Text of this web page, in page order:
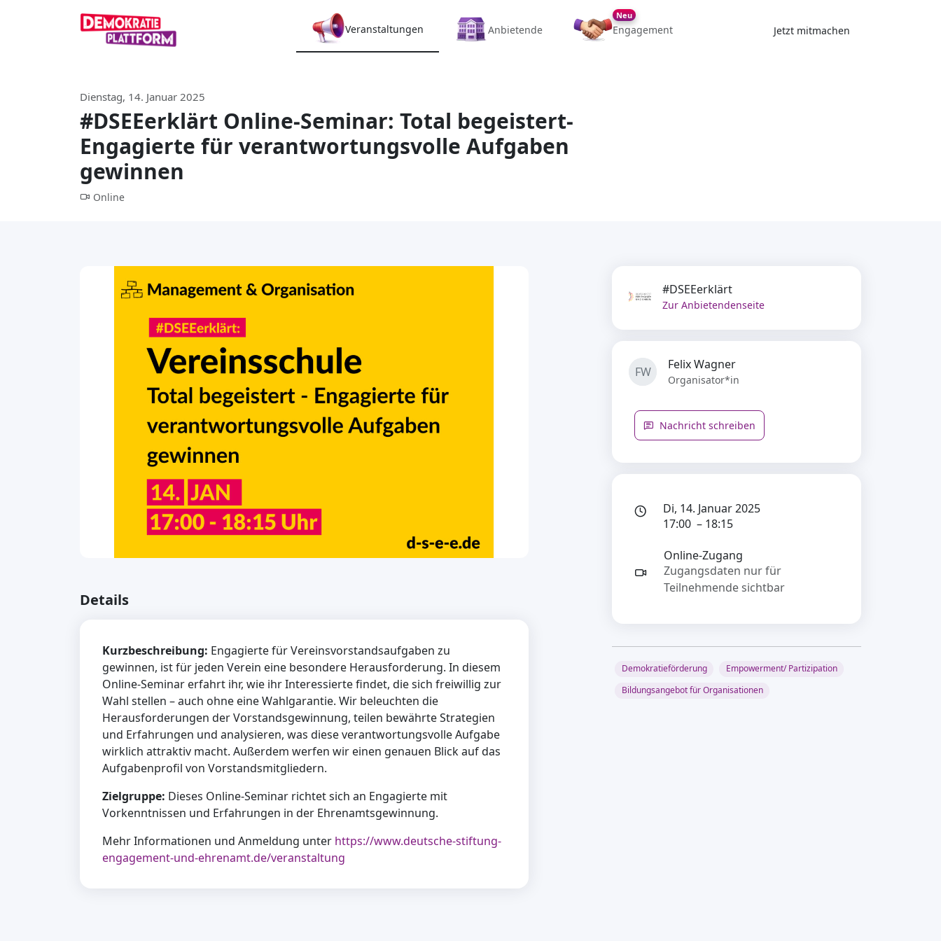
Veranstaltungen Anbietende Engagement
Neu
Jetzt mitmachen
Dienstag, 14. Januar 2025
#DSEEerklärt Online-Seminar: Total begeistert-
Engagierte für verantwortungsvolle Aufgaben
gewinnen
Online
Details
Kurzbeschreibung: Engagierte für Vereinsvorstandsaufgaben zu
gewinnen, ist für jeden Verein eine besondere Herausforderung. In diesem
Online-Seminar erfahrt ihr, wie ihr Interessierte findet, die sich freiwillig zur
Wahl stellen – auch ohne eine Wahlgarantie. Wir beleuchten die
Herausforderungen der Vorstandsgewinnung, teilen bewährte Strategien
und Erfahrungen und analysieren, was diese verantwortungsvolle Aufgabe
wirklich attraktiv macht. Außerdem werfen wir einen genauen Blick auf das
Aufgabenprofil von Vorstandsmitgliedern.
Zielgruppe: Dieses Online-Seminar richtet sich an Engagierte mit
Vorkenntnissen und Erfahrungen in der Ehrenamtsgewinnung.
Mehr Informationen und Anmeldung unter https://www.deutsche-stiftung-
engagement-und-ehrenamt.de/veranstaltung
#DSEEerklärt
Zur Anbietendenseite
FW Felix Wagner
Organisator*in
Nachricht schreiben
Di, 14. Januar 2025
17:00 – 18:15
Online-Zugang
Zugangsdaten nur für
Teilnehmende sichtbar
Demokratieförderung
Empowerment/ Partizipation
Bildungsangebot für Organisationen